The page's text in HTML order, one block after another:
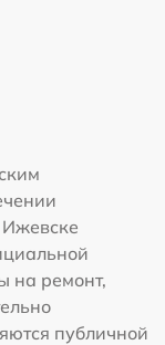
на ремонт,
публичной